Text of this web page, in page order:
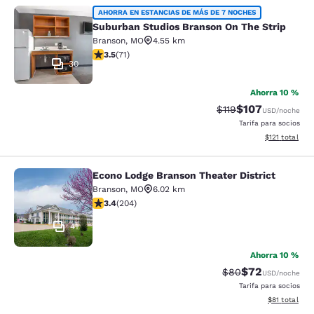
Suburban Studios Branson On The
30
AHORRA EN ESTANCIAS DE MÁS DE 7 NOCHES
Suburban Studios Branson On The Strip
Branson, MO
4.55 km
Calificación de 3.52 estrellas. Bueno. 71 reseñas
3.5(71)
Ahorra 10 %
Tarifa tachada:
$119Tarifa reducida:
$107USD/noche
Tarifa para socios
Ver detalles
$121 total
Econo Lodge Branson Theater
41
Econo Lodge Branson Theater District
Branson, MO
6.02 km
Calificación de 3.38 estrellas. Bueno. 204 reseñas
3.4(204)
Ahorra 10 %
Tarifa tachada:
$80Tarifa
$72USD/noche
Tarifa para socios
Ver detalles
$81 total